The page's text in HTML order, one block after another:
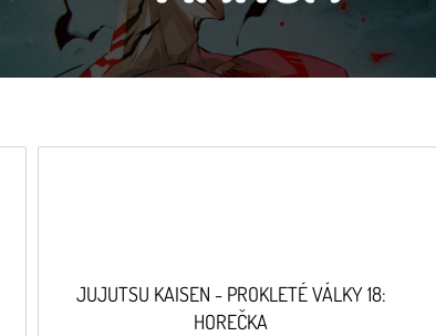
JUJUTSU KAISEN - PROKLETÉ VÁLKY 18:
HOREČKA